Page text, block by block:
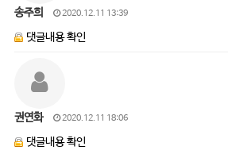
송주희 2020.12.11 13:39
댓글내용 확인
권연화 2020.12.11 18:06
댓글내용 확인